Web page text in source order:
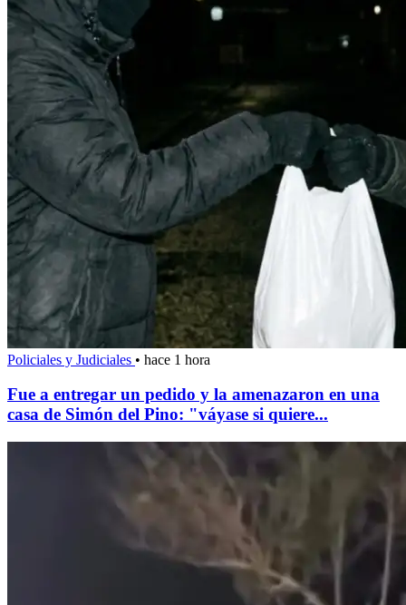
Policiales y Judiciales • hace 1 hora
Fue a entregar un pedido y la amenazaron en una
casa de Simón del Pino: "váyase si quiere...